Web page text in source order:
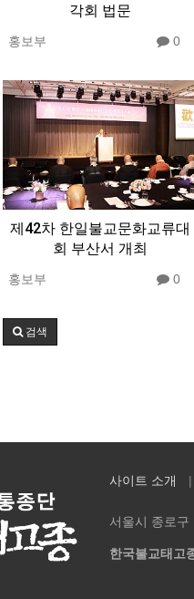
각회 법문
홍보부 0
제42차 한일불교문화교류대
회 부산서 개최
홍보부 0
검색
사이트 소개
서울시 종로
한국불교태고